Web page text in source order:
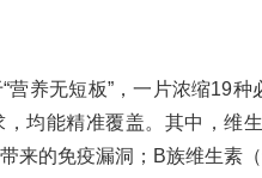
营养无短板”，一片浓缩19
均能精准覆盖。其中，维
来的免疫漏洞；B族维生素